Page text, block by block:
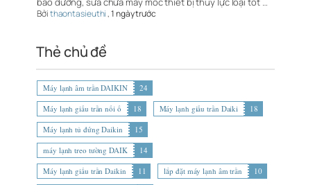
Bởithaontasieuthi,1 ngày trước
Thẻ chủ đề
Máy lạnh âm trần DAIKIN
24
Máy lạnh giấu trần nối ố
18 Máy lạnh giấu trần Daiki
18
Máy lạnh tủ đứng Daikin
15
máy lạnh treo tường DAIK
14
Máy lạnh giấu trần Daikin
11 lắp đặt máy lạnh âm trần
10